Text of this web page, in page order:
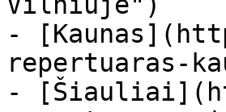
-
repertuaras-
-